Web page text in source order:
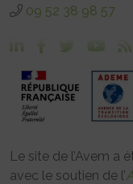
09 52 38 98 57
Le site de l’Avem a
avec le soutien de l’